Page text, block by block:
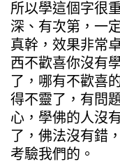
所以學這個字很
深、有次第，一
真幹，效果非常
西不歡喜你沒有
了，哪有不歡喜
得不靈了，有問
心，學佛的人沒
了，佛法沒有錯
考驗我們的。